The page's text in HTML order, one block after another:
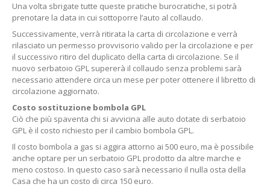
Una volta sbrigate tutte queste pratiche burocratiche, si potrà
prenotare la data in cui sottoporre l’auto al collaudo.
Successivamente, verrà ritirata la carta di circolazione e verrà
rilasciato un permesso provvisorio valido per la circolazione e per
il successivo ritiro del duplicato della carta di circolazione. Se il
nuovo serbatoio GPL supererà il collaudo senza problemi sarà
necessario attendere circa un mese per poter ottenere il libretto di
circolazione aggiornato.
Costo sostituzione bombola GPL
Ciò che più spaventa chi si avvicina alle auto dotate di serbatoio
GPL è il costo richiesto per il cambio bombola GPL.
Il costo bombola a gas si aggira attorno ai 500 euro, ma è possibile
anche optare per un serbatoio GPL prodotto da altre marche e
meno costoso. In questo caso sarà necessario il nulla osta della
Casa che ha un costo di circa 150 euro.